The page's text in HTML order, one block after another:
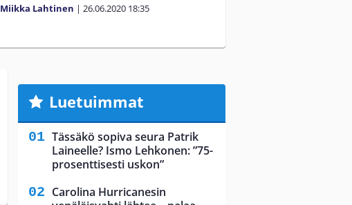
Miikka Lahtinen | 26.06.2020 18:35
Luetuimmat
Tässäkö sopiva seura Patrik
Laineelle? Ismo Lehkonen: ”75-
prosenttisesti uskon”
Carolina Hurricanesin